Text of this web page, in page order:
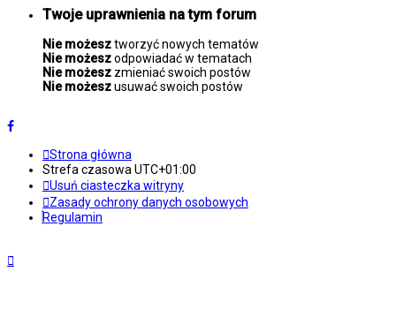
Twoje uprawnienia na tym forum
Nie możesztworzyć nowych tematów
Nie możeszodpowiadać w tematach
Nie możesz zmieniać swoich postów
Nie możeszusuwać swoich postów
Strona główna
Strefa czasowa UTC+01:00
Usuń ciasteczka witryny
Zasady ochrony danych osobowych
Regulamin